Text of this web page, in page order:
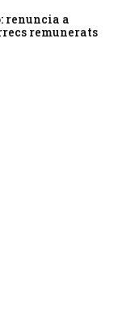
renuncia a
remunerats